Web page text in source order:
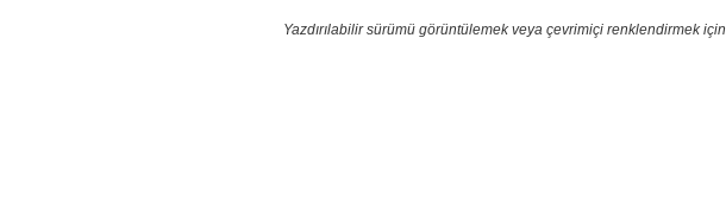
Yazdırılabilir sürümü görüntülemek veya çevrimiçi renklendirmek için